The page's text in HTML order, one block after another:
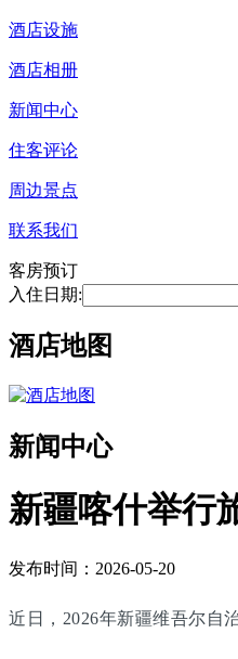
酒店设施
酒店相册
新闻中心
住客评论
周边景点
联系我们
客房预订
入住日期:
酒店地图
新闻中心
新疆喀什举行
发布时间：2026-05-20
近日，2026年新疆维吾尔自